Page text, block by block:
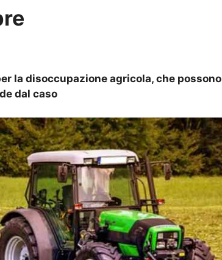
la disoccupazione agricola, che possono
dal caso